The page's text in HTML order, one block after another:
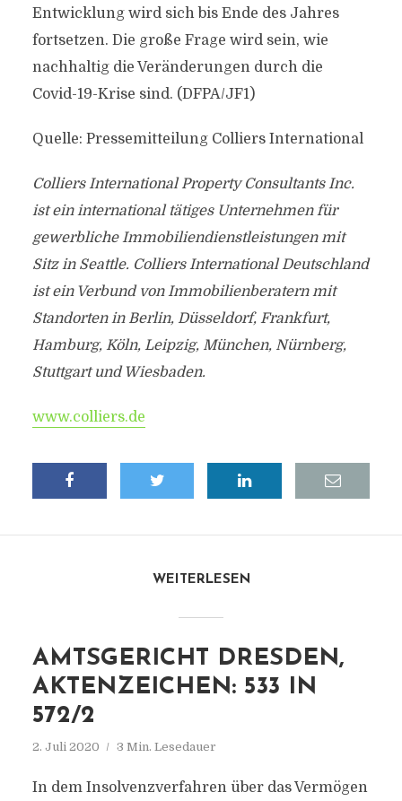
Entwicklung wird sich bis Ende des Jahres
fortsetzen. Die große Frage wird sein, wie
nachhaltig die Veränderungen durch die
Covid-19-Krise sind. (DFPA/JF1)
Quelle: Pressemitteilung Colliers International
Colliers International Property Consultants Inc.
ist ein international tätiges Unternehmen für
gewerbliche Immobiliendienstleistungen mit
Sitz in Seattle. Colliers International Deutschland
ist ein Verbund von Immobilienberatern mit
Standorten in Berlin, Düsseldorf, Frankfurt,
Hamburg, Köln, Leipzig, München, Nürnberg,
Stuttgart und Wiesbaden.
www.colliers.de
WEITERLESEN
AMTSGERICHT DRESDEN,
AKTENZEICHEN: 533 IN
572/2
2. Juli 2020 3 Min. Lesedauer
In dem Insolvenzverfahren über das Vermögen